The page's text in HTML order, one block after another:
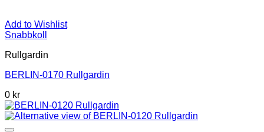
Add to Wishlist
Snabbkoll
Rullgardin
BERLIN-0170 Rullgardin
0 kr